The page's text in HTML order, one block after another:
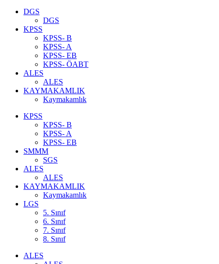
DGS
DGS
KPSS
KPSS- B
KPSS- A
KPSS- EB
KPSS- ÖABT
ALES
ALES
KAYMAKAMLIK
Kaymakamlık
KPSS
KPSS- B
KPSS- A
KPSS- EB
SMMM
SGS
ALES
ALES
KAYMAKAMLIK
Kaymakamlık
LGS
5. Sınıf
6. Sınıf
7. Sınıf
8. Sınıf
ALES